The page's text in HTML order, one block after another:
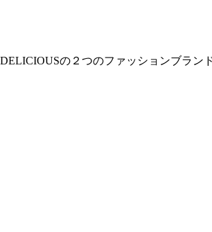
の２つのファッションブラ